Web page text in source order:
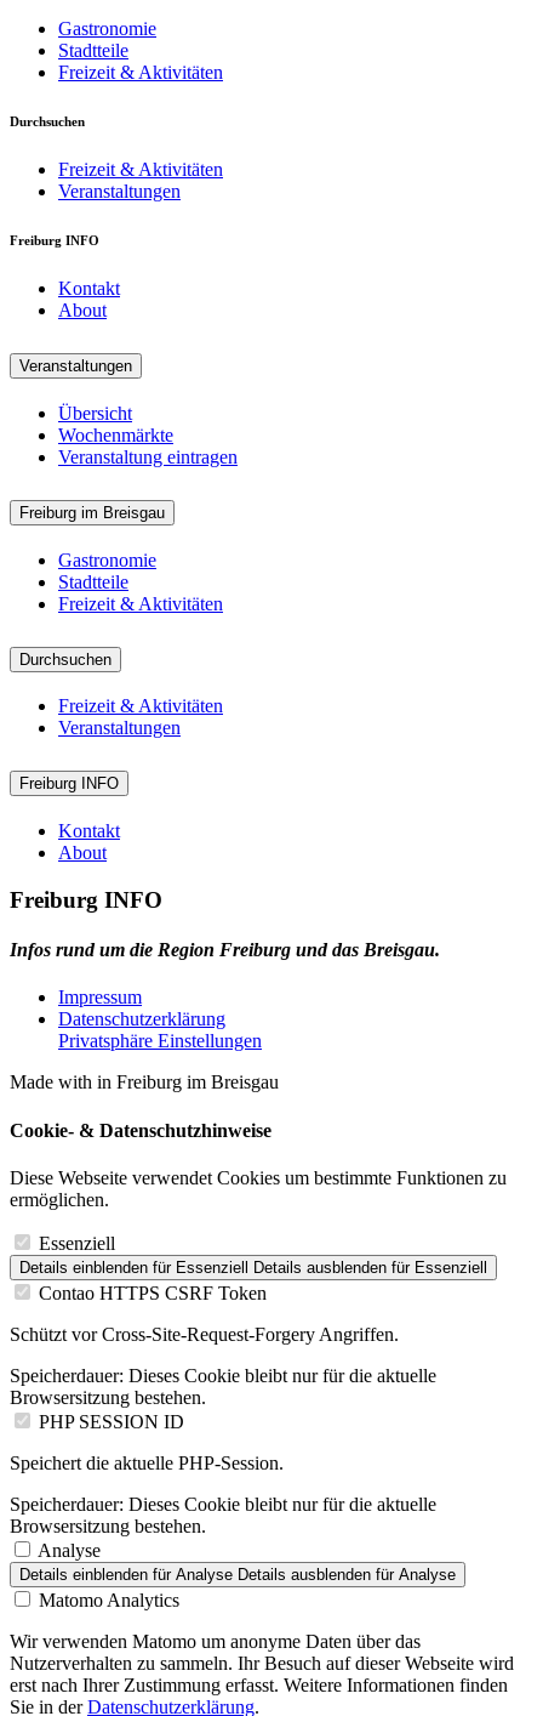
Gastronomie
Stadtteile
Freizeit & Aktivitäten
Durchsuchen
Freizeit & Aktivitäten
Veranstaltungen
Freiburg INFO
Kontakt
About
Veranstaltungen
Übersicht
Wochenmärkte
Veranstaltung eintragen
Freiburg im Breisgau
Gastronomie
Stadtteile
Freizeit & Aktivitäten
Durchsuchen
Freizeit & Aktivitäten
Veranstaltungen
Freiburg INFO
Kontakt
About
Freiburg INFO
Infos rund um die Region Freiburg und das Breisgau.
Impressum
Datenschutzerklärung
Privatsphäre Einstellungen
Made with in Freiburg im Breisgau
Cookie- & Datenschutzhinweise
Diese Webseite verwendet Cookies um bestimmte Funktionen zu
ermöglichen.
Essenziell
Details einblenden für Essenziell Details ausblenden für Essenziell
Contao HTTPS CSRF Token
Schützt vor Cross-Site-Request-Forgery Angriffen.
Speicherdauer: Dieses Cookie bleibt nur für die aktuelle
Browsersitzung bestehen.
PHP SESSION ID
Speichert die aktuelle PHP-Session.
Speicherdauer: Dieses Cookie bleibt nur für die aktuelle
Browsersitzung bestehen.
Analyse
Details einblenden für Analyse Details ausblenden für Analyse
Matomo Analytics
Wir verwenden Matomo um anonyme Daten über das
Nutzerverhalten zu sammeln. Ihr Besuch auf dieser Webseite wird
erst nach Ihrer Zustimmung erfasst. Weitere Informationen finden
Sie in derDatenschutzerklärung.